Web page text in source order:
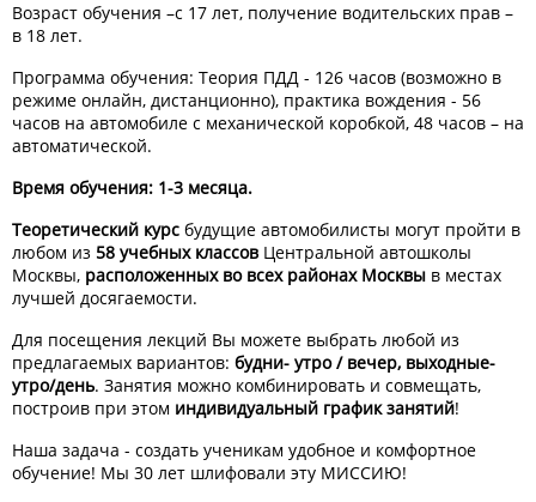
Возраст обучения –с 17 лет, получение водительских прав –
в 18 лет.
Программа обучения: Теория ПДД - 126 часов (возможно в
режиме онлайн, дистанционно), практика вождения - 56
часов на автомобиле с механической коробкой, 48 часов – на
автоматической.
Время обучения: 1-3 месяца.
Теоретический курс будущие автомобилисты могут пройти в
любом из 58 учебных классов Центральной автошколы
Москвы, расположенных во всех районах Москвы в местах
лучшей досягаемости.
Для посещения лекций Вы можете выбрать любой из
предлагаемых вариантов: будни- утро / вечер, выходные-
утро/день. Занятия можно комбинировать и совмещать,
построив при этом индивидуальный график занятий!
Наша задача - создать ученикам удобное и комфортное
обучение! Мы 30 лет шлифовали эту МИССИЮ!